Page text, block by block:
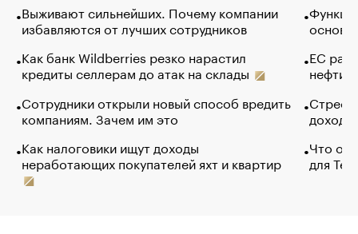
Выживают сильнейших. Почему компании
избавляются от лучших сотрудников
Как банк Wildberries резко нарастил
кредиты селлерам до атак на склады
Сотрудники открыли новый способ вредить
компаниям. Зачем им это
Как налоговики ищут доходы
неработающих покупателей яхт и квартир
основ
ЕС
нефти
Что
для